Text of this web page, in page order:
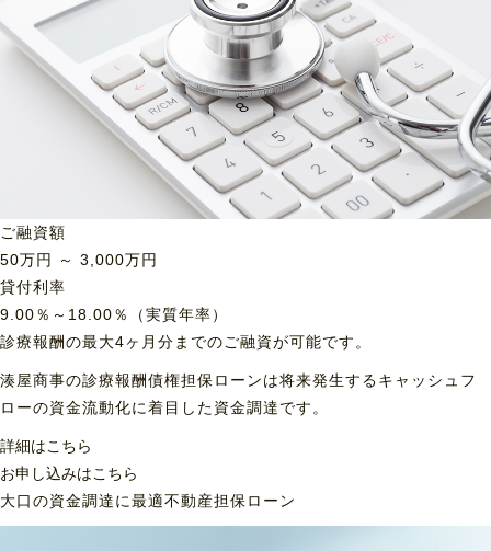
ご融資額
50万円 ～ 3,000万円
貸付利率
9.00％～18.00％（実質年率）
診療報酬の最大4ヶ月分までのご融資が可能です。
湊屋商事の診療報酬債権担保ローンは将来発生するキャッシュフ
ローの資金流動化に着目した資金調達です。
詳細はこちら
お申し込みはこちら
大口の資金調達に最適不動産担保ローン